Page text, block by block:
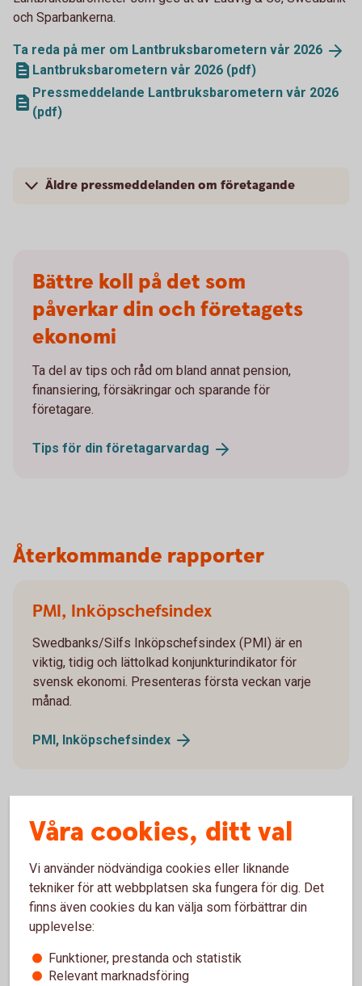
och Sparbankerna.
Ta reda på mer om Lantbruksbarometern vår 2026
Lantbruksbarometern vår 2026 (pdf)
Pressmeddelande Lantbruksbarometern vår 2026
(pdf)
Äldre pressmeddelanden om företagande
Bättre koll på det som
påverkar din och företagets
ekonomi
Ta del av tips och råd om bland annat pension,
finansiering, försäkringar och sparande för
företagare.
Tips för din företagarvardag
Återkommande rapporter
PMI, Inköpschefsindex
Swedbanks/Silfs Inköpschefsindex (PMI) är en
viktig, tidig och lättolkad konjunkturindikator för
svensk ekonomi. Presenteras första veckan varje
månad.
PMI, Inköpschefsindex
Lantbruks­barometern­
Två gånger per år, på våren och på hösten, frågar vi
svenska lantbrukare om deras syn på lönsamhet,
investeringsvilja och framtidstro. Allt samlas i
Lantbruksbarometern som har utkommit sedan 1987.
Lantbruksbarometern
Våra cookies, ditt val
Vi använder nödvändiga cookies eller liknande
tekniker för att webbplatsen ska fungera för dig. Det
finns även cookies du kan välja som förbättrar din
upplevelse:
Funktioner, prestanda och statistik
Relevant marknadsföring